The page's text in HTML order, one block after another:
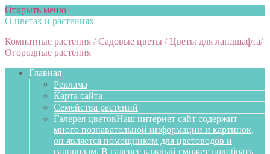
Открыть меню
О цветах и растениях
Комнатные растения / Садовые цветы / Цветы для ландшафта/
Огородные растения
Главная
Реклама
Карта сайта
Семейства растений
Галерея цветовНаш интернет сайт содержит
много познавательной информации и картинок,
он является помощником для цветоводов и
садоводам. В галерее каждый сможет подобрать